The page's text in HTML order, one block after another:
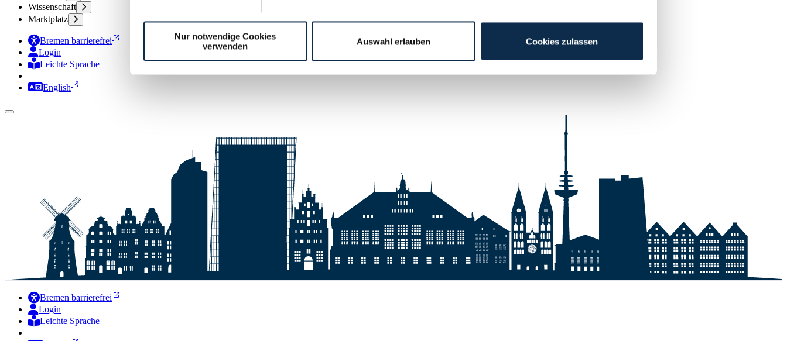
Nur notwendige Cookies
verwenden
Auswahl erlauben Cookies zulassen
Wissenschaft
Marktplatz
Bremen barrierefrei
Login
Leichte Sprache
Zur Deutschen Gebärdensprache
English
Bremen barrierefrei
Login
Leichte Sprache